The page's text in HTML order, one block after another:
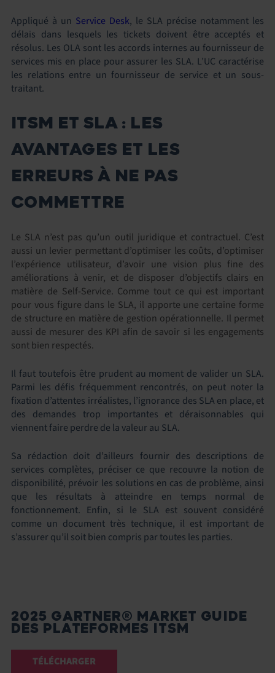
Appliqué à un Service Desk, le SLA précise notamment les
délais dans lesquels les tickets doivent être acceptés et
résolus. Les OLA sont les accords internes au fournisseur de
services mis en place pour assurer les SLA. L’UC caractérise
les relations entre un fournisseur de service et un sous-
traitant.
ITSM ET SLA : LES
AVANTAGES ET LES
ERREURS À NE PAS
COMMETTRE
Le SLA n’est pas qu’un outil juridique et contractuel. C’est
aussi un levier permettant d’optimiser les coûts, d’optimiser
l’expérience utilisateur, d’avoir une vision plus fine des
améliorations à venir, et de disposer d’objectifs clairs en
matière de Self-Service. Comme tout ce qui est important
pour vous figure dans le SLA, il apporte une certaine forme
de structure en matière de gestion opérationnelle. Il permet
aussi de mesurer des KPI afin de savoir si les engagements
sont bien respectés.
Il faut toutefois être prudent au moment de valider un SLA.
Parmi les défis fréquemment rencontrés, on peut noter la
fixation d’attentes irréalistes, l’ignorance des SLA en place, et
des demandes trop importantes et déraisonnables qui
viennent faire perdre de la valeur au SLA.
Sa rédaction doit d’ailleurs fournir des descriptions de
services complètes, préciser ce que recouvre la notion de
disponibilité, prévoir les solutions en cas de problème, ainsi
que les résultats à atteindre en temps normal de
fonctionnement. Enfin, si le SLA est souvent considéré
comme un document très technique, il est important de
s’assurer qu’il soit bien compris par toutes les parties.
2025 GARTNER® MARKET GUIDE
DES PLATEFORMES ITSM
TÉLÉCHARGER